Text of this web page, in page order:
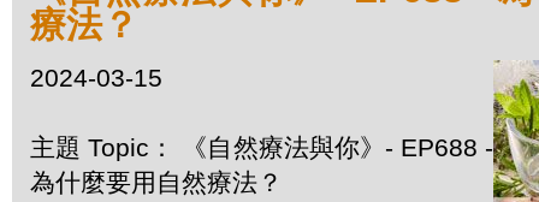
療法？
2024-03-15
主題 Topic： 《自然療法與你》- EP688 -
為什麼要用自然療法？